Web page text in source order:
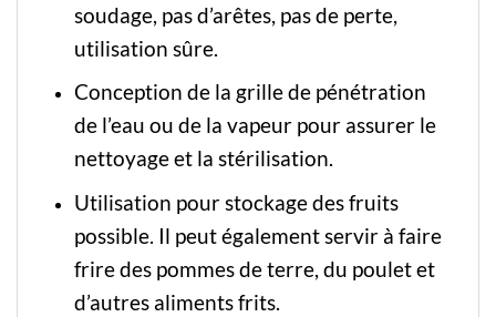
soudage, pas d’arêtes, pas de perte,
utilisation sûre.
Conception de la grille de pénétration
de l’eau ou de la vapeur pour assurer le
nettoyage et la stérilisation.
Utilisation pour stockage des fruits
possible. Il peut également servir à faire
frire des pommes de terre, du poulet et
d’autres aliments frits.